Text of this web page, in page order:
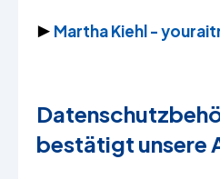
▶️ Martha Kiehl -
bestätigt unsere